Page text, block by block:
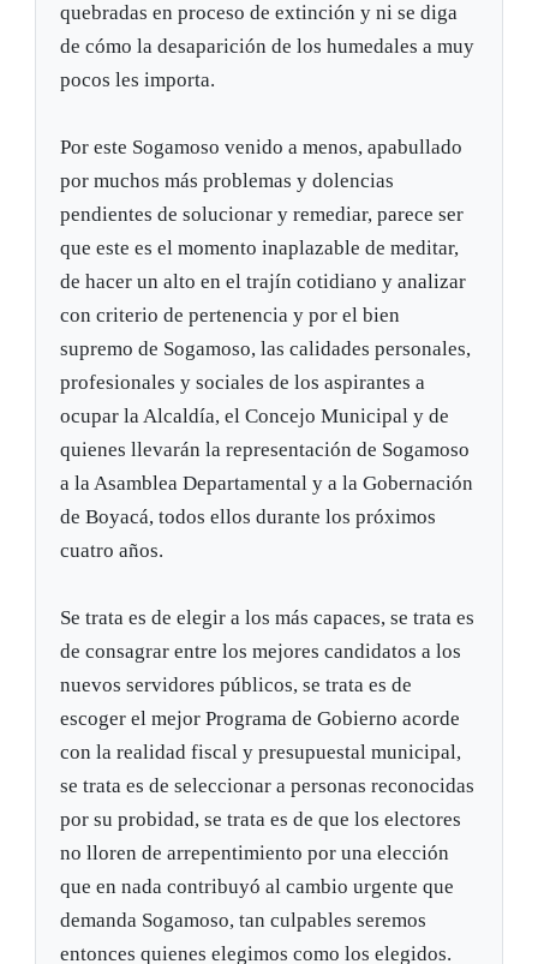
quebradas en proceso de extinción y ni se diga
de cómo la desaparición de los humedales a muy
pocos les importa.
Por este Sogamoso venido a menos, apabullado
por muchos más problemas y dolencias
pendientes de solucionar y remediar, parece ser
que este es el momento inaplazable de meditar,
de hacer un alto en el trajín cotidiano y analizar
con criterio de pertenencia y por el bien
supremo de Sogamoso, las calidades personales,
profesionales y sociales de los aspirantes a
ocupar la Alcaldía, el Concejo Municipal y de
quienes llevarán la representación de Sogamoso
a la Asamblea Departamental y a la Gobernación
de Boyacá, todos ellos durante los próximos
cuatro años.
Se trata es de elegir a los más capaces, se trata es
de consagrar entre los mejores candidatos a los
nuevos servidores públicos, se trata es de
escoger el mejor Programa de Gobierno acorde
con la realidad fiscal y presupuestal municipal,
se trata es de seleccionar a personas reconocidas
por su probidad, se trata es de que los electores
no lloren de arrepentimiento por una elección
que en nada contribuyó al cambio urgente que
demanda Sogamoso, tan culpables seremos
entonces quienes elegimos como los elegidos.